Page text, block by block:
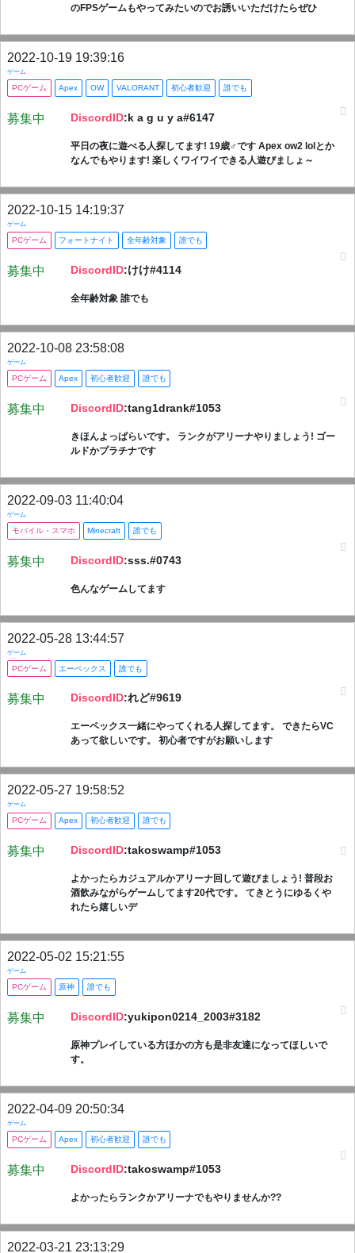
のFPSゲームもやってみたいのでお誘いいただけたらぜひ
2022-10-19 19:39:16
ゲーム
PCゲーム Apex OW VALORANT 初心者歓迎 誰でも
募集中 DiscordID:k a g u y a#6147
平日の夜に遊べる人探してます! 19歳♂です Apex ow2 lolとか
なんでもやります! 楽しくワイワイできる人遊びましょ～
2022-10-15 14:19:37
ゲーム
PCゲーム フォートナイト 全年齢対象 誰でも
募集中 DiscordID:けけ#4114
全年齢対象 誰でも
2022-10-08 23:58:08
ゲーム
PCゲーム Apex 初心者歓迎 誰でも
募集中 DiscordID:tang1drank#1053
きほんよっばらいです。 ランクがアリーナやりましょう! ゴー
ルドかプラチナです
2022-09-03 11:40:04
ゲーム
モバイル・スマホ Minecraft 誰でも
募集中 DiscordID:sss.#0743
色んなゲームしてます
2022-05-28 13:44:57
ゲーム
PCゲーム エーペックス 誰でも
募集中 DiscordID:れど#9619
エーペックス一緒にやってくれる人探してます。 できたらVC
あって欲しいです。 初心者ですがお願いします
2022-05-27 19:58:52
ゲーム
PCゲーム Apex 初心者歓迎 誰でも
募集中 DiscordID:takoswamp#1053
よかったらカジュアルかアリーナ回して遊びましょう! 普段お
酒飲みながらゲームしてます20代です。 てきとうにゆるくや
れたら嬉しいデ
2022-05-02 15:21:55
ゲーム
PCゲーム 原神 誰でも
募集中 DiscordID:yukipon0214_2003#3182
原神プレイしている方ほかの方も是非友達になってほしいで
す。
2022-04-09 20:50:34
ゲーム
PCゲーム Apex 初心者歓迎 誰でも
募集中 DiscordID:takoswamp#1053
よかったらランクかアリーナでもやりませんか??
2022-03-21 23:13:29